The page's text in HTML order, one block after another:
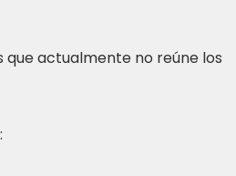
actualmente no reúne los